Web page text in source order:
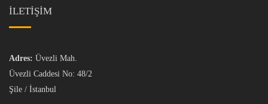
İLETİŞİM
Adres: Üvezli Mah.
Üvezli Caddesi No: 48/2
Şile / İstanbul